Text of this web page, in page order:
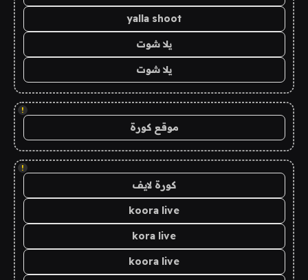
yalla shoot
يلا شوت
يلا شوت
!
موقع كورة
!
كورة لايف
koora live
kora live
koora live